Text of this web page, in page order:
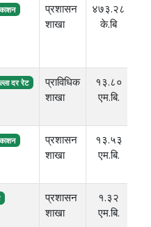
प्रशासन
शाखा
४७३.२८
के.बि
दर रेट
प्राविधिक
शाखा
१३.८०
एम.बि.
प्रशासन
शाखा
१३.५३
एम.बि.
प्रशासन
शाखा
१.३२
एम.बि.